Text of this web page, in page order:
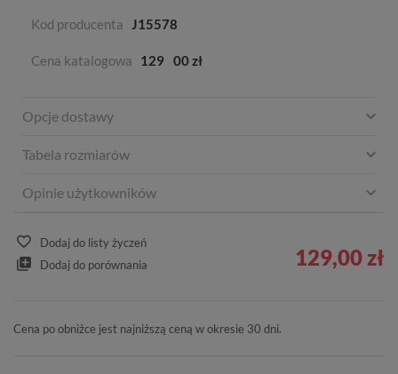
Kod producenta J15578
Cena katalogowa 129 00 zł
Opcje dostawy
Tabela rozmiarów
Opinie użytkowników
Dodaj do listy życzeń
Dodaj do porównania
129,00 zł
Cena po obniżce jest najniższą ceną w okresie 30 dni.